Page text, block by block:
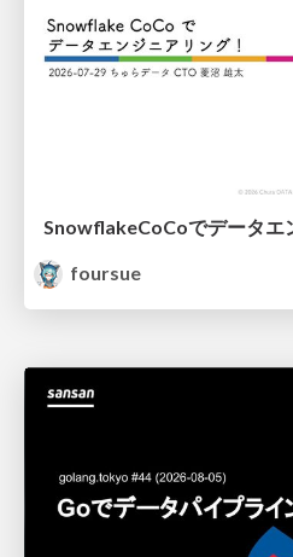
SnowflakeCoCoでデータエ
foursue